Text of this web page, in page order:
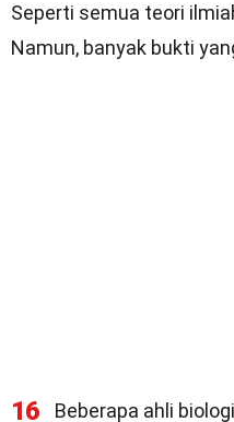
Seperti semua teori
Namun, banyak bukti
16 Beberapa ahli